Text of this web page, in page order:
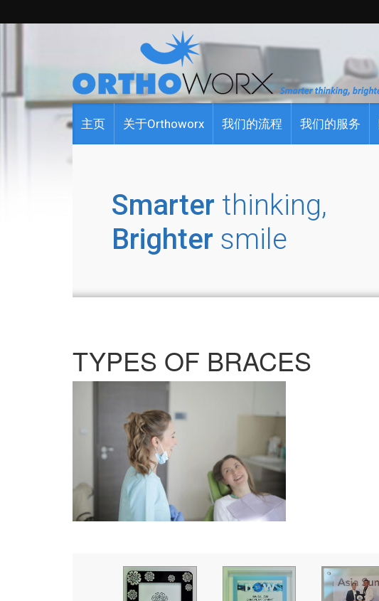
主页 关于Orthoworx 我们的流程 我们的服务
Smarter thinking,
Brighter smile
TYPES OF BRACES